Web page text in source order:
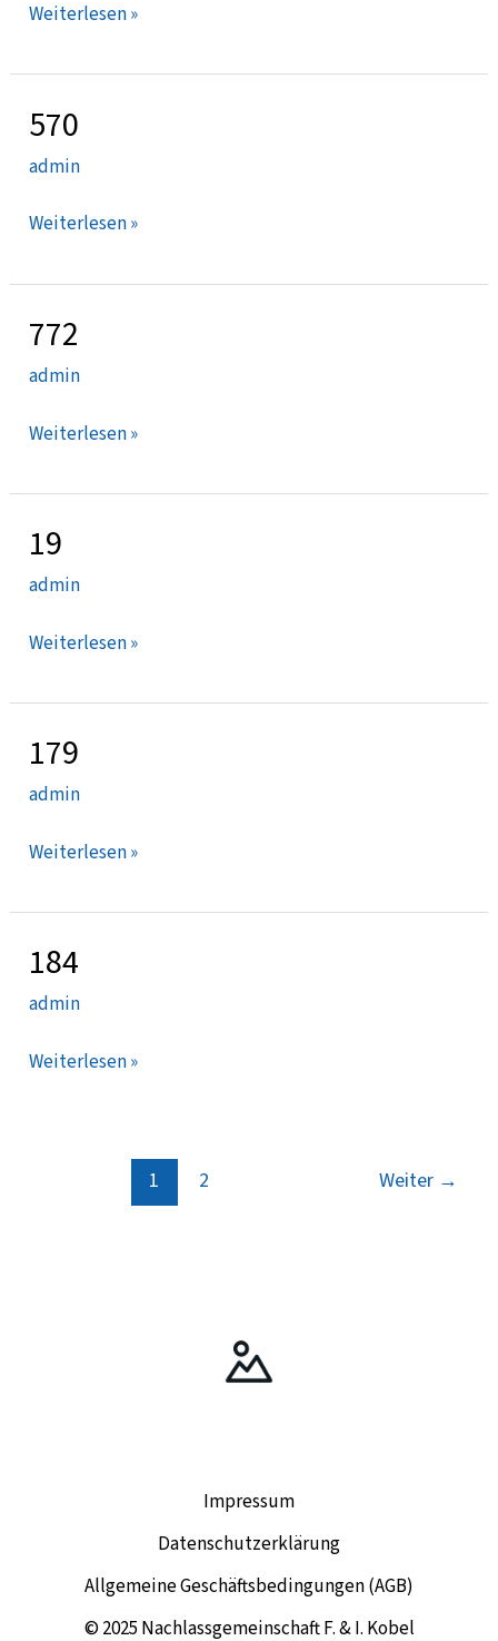
Weiterlesen »
570
admin
570
Weiterlesen »
772
admin
772
Weiterlesen »
19
admin
19
Weiterlesen »
179
admin
179
Weiterlesen »
184
admin
184
Weiterlesen »
1 2 Weiter →
Impressum
Datenschutzerklärung
Allgemeine Geschäftsbedingungen (AGB)
© 2025 Nachlassgemeinschaft F. & I. Kobel